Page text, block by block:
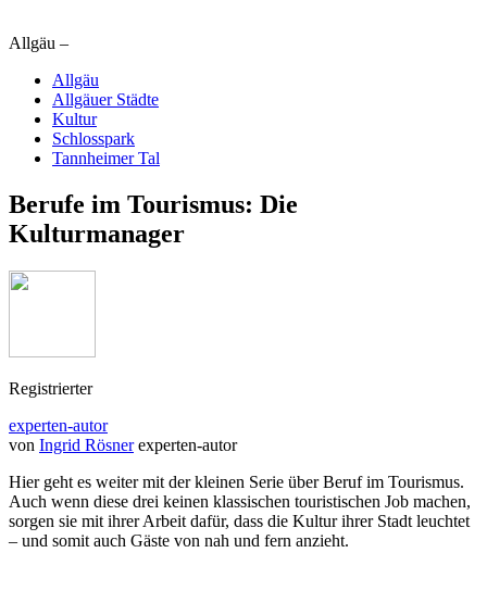
Allgäu –
Allgäu
Allgäuer Städte
Kultur
Schlosspark
Tannheimer Tal
Berufe im Tourismus: Die
Kulturmanager
Registrierter
experten-autor
von Ingrid Rösner experten-autor
Hier geht es weiter mit der kleinen Serie über Beruf im Tourismus.
Auch wenn diese drei keinen klassischen touristischen Job machen,
sorgen sie mit ihrer Arbeit dafür, dass die Kultur ihrer Stadt leuchtet
– und somit auch Gäste von nah und fern anzieht.